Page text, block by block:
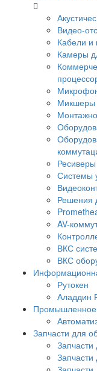
Видео-
Кабели и
Камеры
Микшеры
Системы
Решения
AV-
ВКС
ВКС
Рутокен
Аладдин
Промышленное
Запчасти для
Запчасти